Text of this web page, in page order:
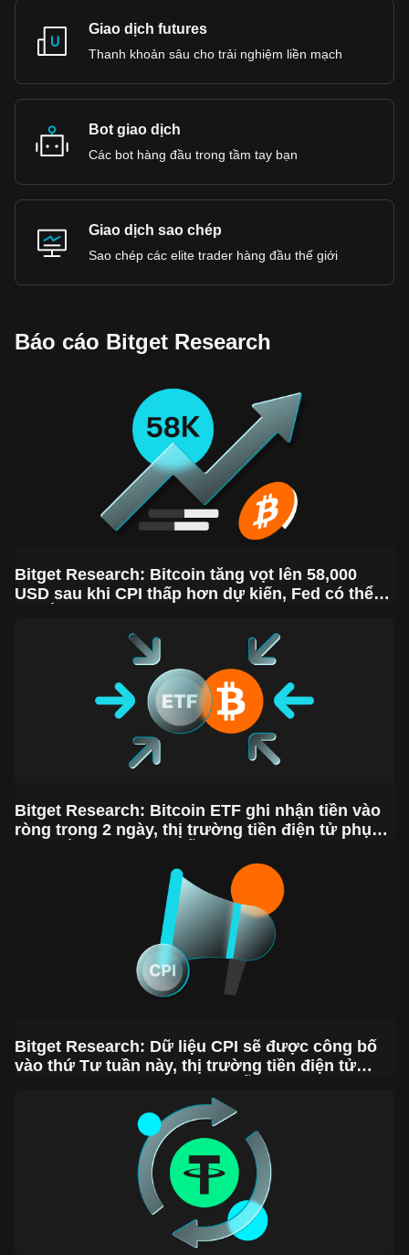
Giao dịch futures
Thanh khoản sâu cho trải nghiệm liền mạch
Bot giao dịch
Các bot hàng đầu trong tầm tay bạn
Giao dịch sao chép
Sao chép các elite trader hàng đầu thế giới
Báo cáo Bitget Research
Bitget Research: Bitcoin tăng vọt lên 58,000
USD sau khi CPI thấp hơn dự kiến, Fed có thể
trường biến động.
Bitget Research: Bitcoin ETF ghi nhận tiền vào
ròng trong 2 ngày, thị trường tiền điện tử phục
Bitget Research: Dữ liệu CPI sẽ được công bố
vào thứ Tư tuần này, thị trường tiền điện tử